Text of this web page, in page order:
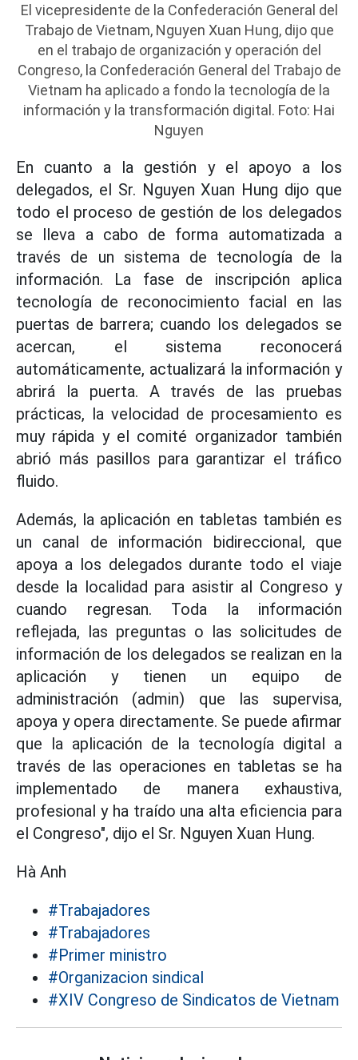
El vicepresidente de la Confederación General del
Trabajo de Vietnam, Nguyen Xuan Hung, dijo que
en el trabajo de organización y operación del
Congreso, la Confederación General del Trabajo de
Vietnam ha aplicado a fondo la tecnología de la
información y la transformación digital. Foto: Hai
Nguyen
En cuanto a la gestión y el apoyo a los
delegados, el Sr. Nguyen Xuan Hung dijo que
todo el proceso de gestión de los delegados
se lleva a cabo de forma automatizada a
través de un sistema de tecnología de la
información. La fase de inscripción aplica
tecnología de reconocimiento facial en las
puertas de barrera; cuando los delegados se
acercan, el sistema reconocerá
automáticamente, actualizará la información y
abrirá la puerta. A través de las pruebas
prácticas, la velocidad de procesamiento es
muy rápida y el comité organizador también
abrió más pasillos para garantizar el tráfico
fluido.
Además, la aplicación en tabletas también es
un canal de información bidireccional, que
apoya a los delegados durante todo el viaje
desde la localidad para asistir al Congreso y
cuando regresan. Toda la información
reflejada, las preguntas o las solicitudes de
información de los delegados se realizan en la
aplicación y tienen un equipo de
administración (admin) que las supervisa,
apoya y opera directamente. Se puede afirmar
que la aplicación de la tecnología digital a
través de las operaciones en tabletas se ha
implementado de manera exhaustiva,
profesional y ha traído una alta eficiencia para
el Congreso", dijo el Sr. Nguyen Xuan Hung.
Hà Anh
#Trabajadores
#Trabajadores
#Primer ministro
#Organizacion sindical
#XIV Congreso de Sindicatos de Vietnam